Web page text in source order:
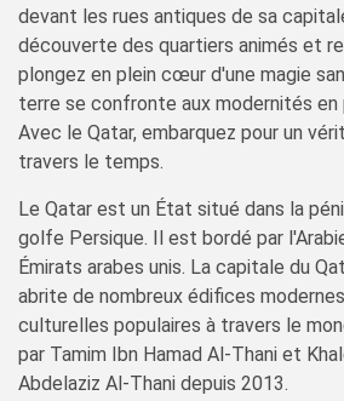
devant les rues antiques de sa
découverte des quartiers animés et
plongez en plein cœur d'une magie
terre se confronte aux modernités en
Avec le Qatar, embarquez pour un
travers le temps.
Le Qatar est un État situé dans la
golfe Persique. Il est bordé par
Émirats arabes unis. La capitale du
abrite de nombreux édifices
culturelles populaires à travers le
par Tamim Ibn Hamad Al-Thani et
Abdelaziz Al-Thani depuis 2013.